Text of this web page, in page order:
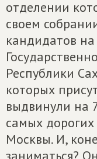
отделении
своем
кандидатов
Республики
которых
выдвинули на
самых
Москвы. И,
заниматься?